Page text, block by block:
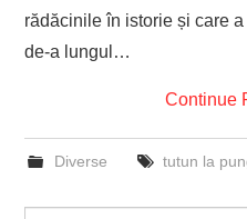
rădăcinile în istorie și care
de-a lungul…
Continue
Diverse tutun la